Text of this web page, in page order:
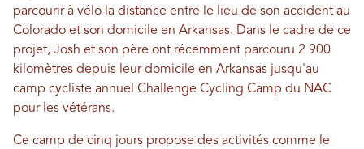
parcourir à vélo la distance entre le lieu de son accident au
Colorado et son domicile en Arkansas. Dans le cadre de ce
projet, Josh et son père ont récemment parcouru 2 900
kilomètres depuis leur domicile en Arkansas jusqu'au
camp cycliste annuel Challenge Cycling Camp du NAC
pour les vétérans.
Ce camp de cinq jours propose des activités comme le